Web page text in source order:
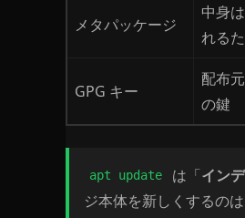
メタパッケージ
中身
れる
GPG キー
配布
の鍵
apt update は「イン
ジ本体を新しくするのは